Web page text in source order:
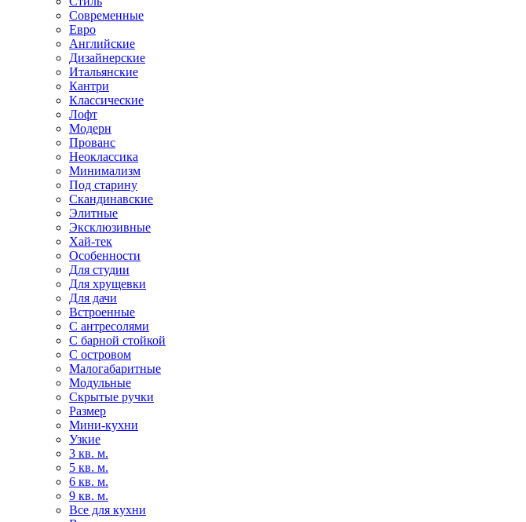
Современные
Евро
Английские
Дизайнерские
Итальянские
Кантри
Классические
Лофт
Модерн
Прованс
Неоклассика
Минимализм
Под старину
Скандинавские
Элитные
Эксклюзивные
Хай-тек
Особенности
Для студии
Для хрущевки
Для дачи
Встроенные
С антресолями
С барной стойкой
С островом
Малогабаритные
Модульные
Скрытые ручки
Размер
Мини-кухни
Узкие
3 кв. м.
5 кв. м.
6 кв. м.
9 кв. м.
Все для кухни